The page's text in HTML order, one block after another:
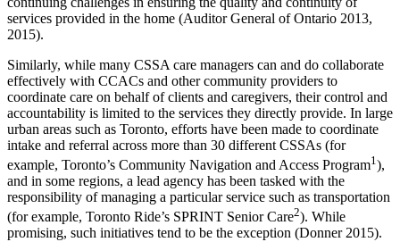
services provided in the home (Auditor General of Ontario 2013,
2015).
Similarly, while many CSSA care managers can and do collaborate
effectively with CCACs and other community providers to
coordinate care on behalf of clients and caregivers, their control and
accountability is limited to the services they directly provide. In large
urban areas such as Toronto, efforts have been made to coordinate
intake and referral across more than 30 different CSSAs (for
example, Toronto’s Community Navigation and Access Program1 ),
and in some regions, a lead agency has been tasked with the
responsibility of managing a particular service such as transportation
(for example, Toronto Ride’s SPRINT Senior Care2). While
promising, such initiatives tend to be the exception (Donner 2015).